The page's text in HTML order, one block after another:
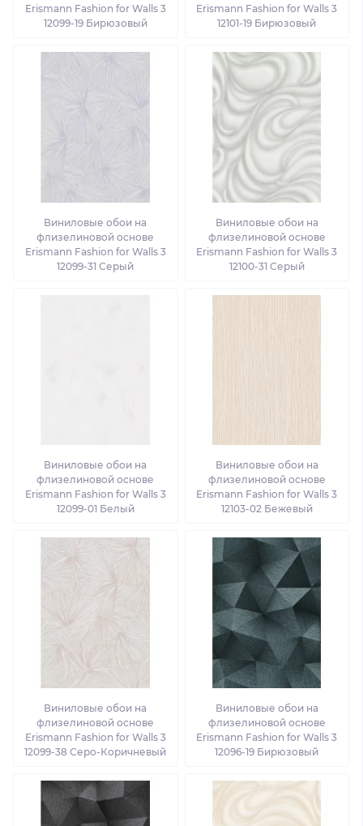
Erismann Fashion for Walls 3
12099-19 Бирюзовый
Erismann Fashion for Walls 3
12101-19 Бирюзовый
Виниловые обои на
флизелиновой основе
Erismann Fashion for Walls 3
12099-31 Серый
Виниловые обои на
флизелиновой основе
Erismann Fashion for Walls 3
12100-31 Серый
Виниловые обои на
флизелиновой основе
Erismann Fashion for Walls 3
12099-01 Белый
Виниловые обои на
флизелиновой основе
Erismann Fashion for Walls 3
12103-02 Бежевый
Виниловые обои на
флизелиновой основе
Erismann Fashion for Walls 3
12099-38 Серо-Коричневый
Виниловые обои на
флизелиновой основе
Erismann Fashion for Walls 3
12096-19 Бирюзовый